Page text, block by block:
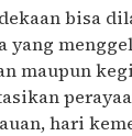
bisa
yang
maupun
hari